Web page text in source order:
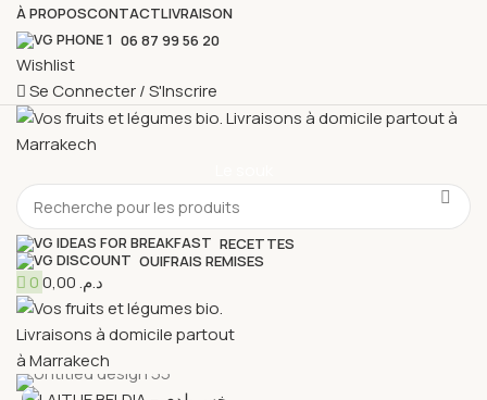
À PROPOSCONTACTLIVRAISON
06 87 99 56 20
Wishlist
Se Connecter / S'Inscrire
RECETTES
OUIFRAIS REMISES
0 د.م.